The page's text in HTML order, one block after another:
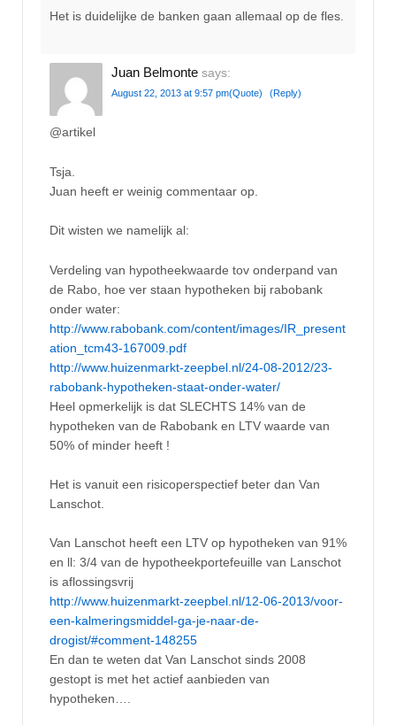
Het is duidelijke de banken gaan allemaal op de fles.
Juan Belmonte says:
August 22, 2013 at 9:57 pm(Quote) (Reply)
@artikel
Tsja.
Juan heeft er weinig commentaar op.
Dit wisten we namelijk al:
Verdeling van hypotheekwaarde tov onderpand van
de Rabo, hoe ver staan hypotheken bij rabobank
onder water:
http://www.rabobank.com/content/images/IR_present
ation_tcm43-167009.pdf
http://www.huizenmarkt-zeepbel.nl/24-08-2012/23-
rabobank-hypotheken-staat-onder-water/
Heel opmerkelijk is dat SLECHTS 14% van de
hypotheken van de Rabobank en LTV waarde van
50% of minder heeft !
Het is vanuit een risicoperspectief beter dan Van
Lanschot.
Van Lanschot heeft een LTV op hypotheken van 91%
en ll: 3/4 van de hypotheekportefeuille van Lanschot
is aflossingsvrij
http://www.huizenmarkt-zeepbel.nl/12-06-2013/voor-
een-kalmeringsmiddel-ga-je-naar-de-
drogist/#comment-148255
En dan te weten dat Van Lanschot sinds 2008
gestopt is met het actief aanbieden van
hypotheken….